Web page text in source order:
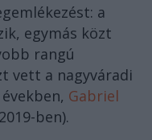
a
egymás közt
rangú
vett a nagyváradi
Gabriel
ben).